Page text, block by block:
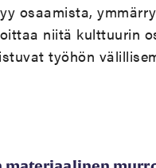
osaamista,
niitä kulttuurin
työhön